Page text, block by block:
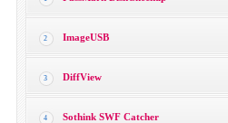
2 ImageUSB
3 DiffView
4 Sothink SWF Catcher